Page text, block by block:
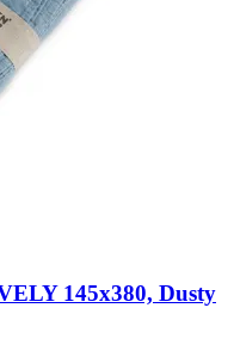
145x380, Dusty